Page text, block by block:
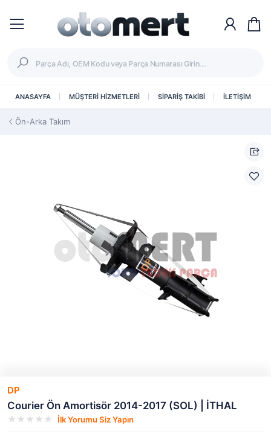
ANASAYFA MÜŞTERİ HİZMETLERİ SİPARİŞ TAKİBİ İLETİŞİM
Ön-Arka Takım
DP
Courier Ön Amortisör 2014-2017 (SOL) | İTHAL
İlk Yorumu Siz Yapın